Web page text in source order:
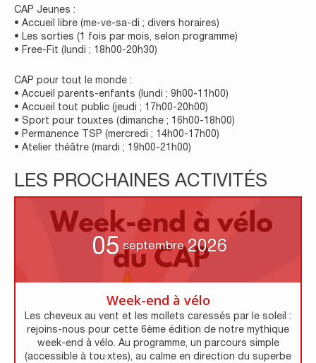
CAP Jeunes :
• Accueil libre (me-ve-sa-di ; divers horaires)
• Les sorties (1 fois par mois, selon programme)
• Free-Fit (lundi ; 18h00-20h30)
CAP pour tout le monde :
• Accueil parents-enfants (lundi ; 9h00-11h00)
• Accueil tout public (jeudi ; 17h00-20h00)
• Sport pour touxtes (dimanche ; 16h00-18h00)
• Permanence TSP (mercredi ; 14h00-17h00)
• Atelier théâtre (mardi ; 19h00-21h00)
LES PROCHAINES ACTIVITÉS
05 septembre 2026
Week-end à vélo
Les cheveux au vent et les mollets caressés par le soleil :
rejoins-nous pour cette 6ème édition de notre mythique
week-end à vélo. Au programme, un parcours simple
(accessible à tou·xtes), au calme en direction du superbe